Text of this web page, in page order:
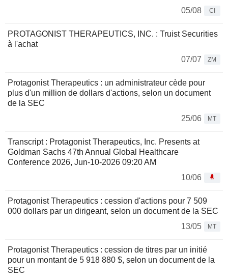
05/08
CI
PROTAGONIST THERAPEUTICS, INC. : Truist Securities
à l'achat
07/07
ZM
Protagonist Therapeutics : un administrateur cède pour
plus d'un million de dollars d'actions, selon un document
de la SEC
25/06
MT
Transcript : Protagonist Therapeutics, Inc. Presents at
Goldman Sachs 47th Annual Global Healthcare
Conference 2026, Jun-10-2026 09:20 AM
10/06
Protagonist Therapeutics : cession d'actions pour 7 509
000 dollars par un dirigeant, selon un document de la SEC
13/05
MT
Protagonist Therapeutics : cession de titres par un initié
pour un montant de 5 918 880 $, selon un document de la
SEC